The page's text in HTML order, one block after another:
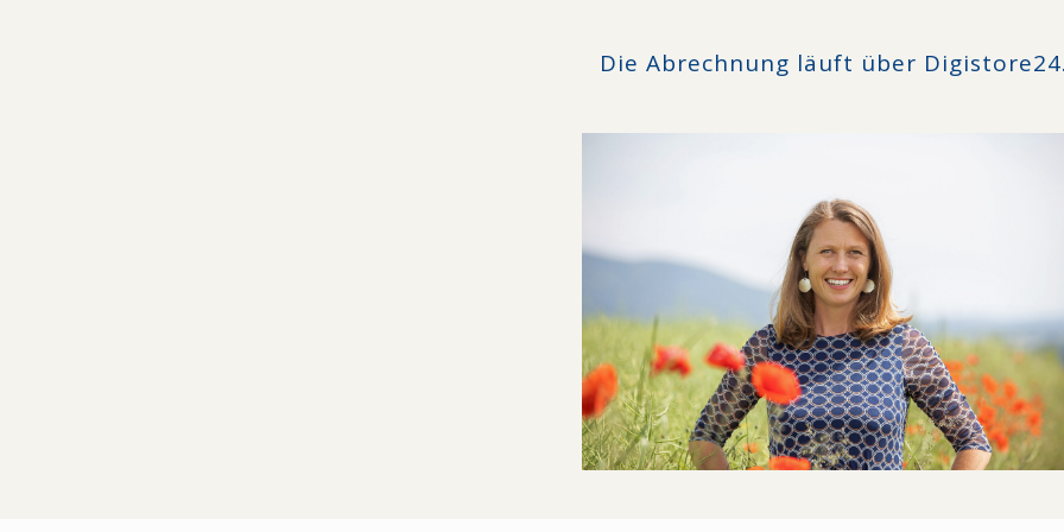
Die Abrechnung läuft über